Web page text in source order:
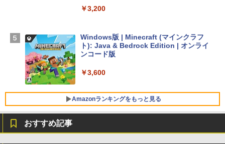
【Amazon.co.jp限定】 HP ノートパソコ
￥129,800
FMV ノートパソコン WE1-K3 (MS 365 P
VWK3E15W_AZ
￥139,880
￥3,200
Windows版 | Minecraft (マインクラフ
ト): Java & Bedrock Edition | オンライ
ンコード版
￥3,600
Amazonランキングをもっと見る
おすすめ記事